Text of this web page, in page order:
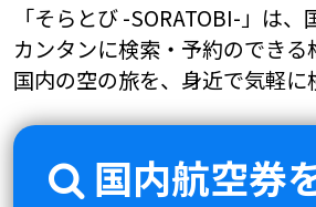
「そらとび -SORATOBI-」は
カンタンに検索・予約のできる
国内の空の旅を、身近で気軽に
国内航空券